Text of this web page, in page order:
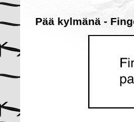
Pää kylmänä -